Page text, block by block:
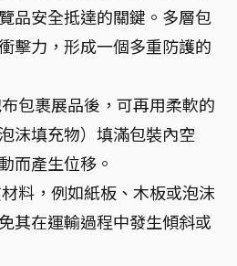
品安全抵達的關鍵。多層包
擊力，形成一個多重防護的
包裹展品後，可再用柔軟的
沫填充物）填滿包裝內空
而產生位移。
料，例如紙板、木板或泡沫
其在運輸過程中發生傾斜或